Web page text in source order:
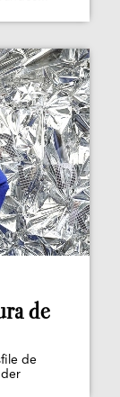
de
de
der